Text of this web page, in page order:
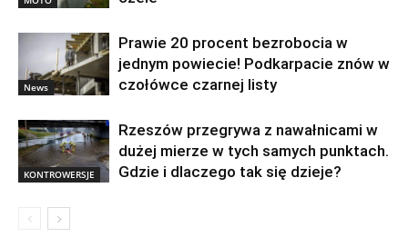
News
Prawie 20 procent bezrobocia w
jednym powiecie! Podkarpacie znów w
czołówce czarnej listy
KONTROWERSJE
Rzeszów przegrywa z nawałnicami w
dużej mierze w tych samych punktach.
Gdzie i dlaczego tak się dzieje?